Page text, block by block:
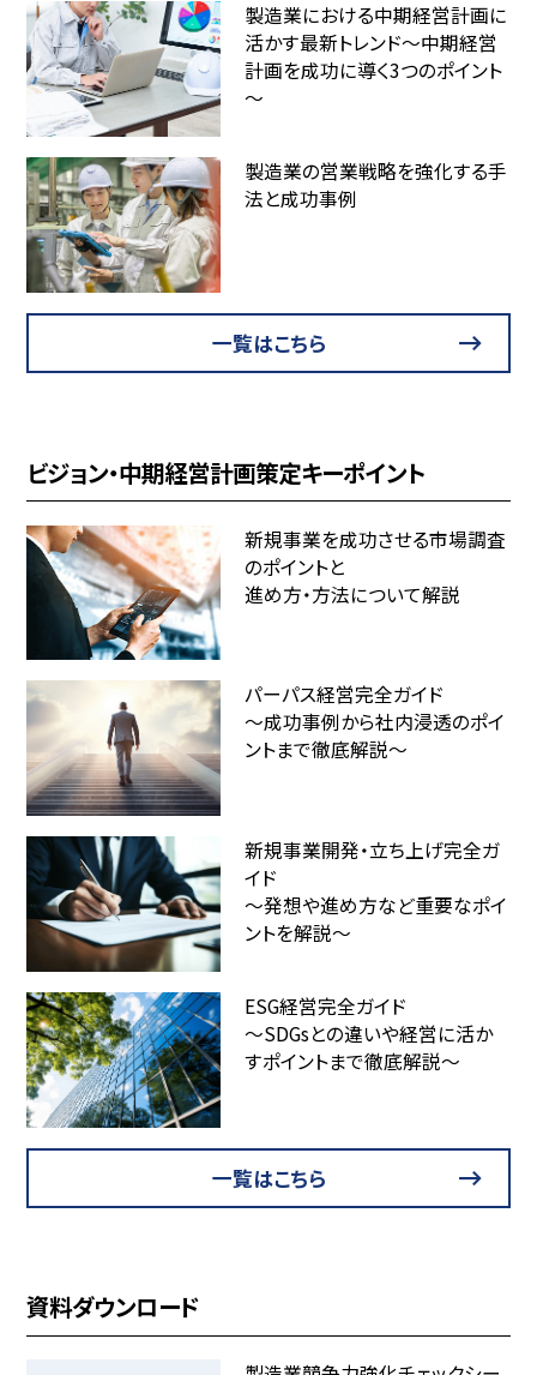
製造業における中期経営計画に
活かす最新トレンド～中期経営
計画を成功に導く3つのポイント
～
製造業の営業戦略を強化する手
法と成功事例
一覧はこちら
ビジョン・中期経営計画策定キーポイント
新規事業を成功させる市場調査
のポイントと
進め方・方法について解説
パーパス経営完全ガイド
～成功事例から社内浸透のポイ
ントまで徹底解説～
新規事業開発・立ち上げ完全ガ
イド
～発想や進め方など重要なポイ
ントを解説～
ESG経営完全ガイド
～SDGsとの違いや経営に活か
すポイントまで徹底解説～
一覧はこちら
資料ダウンロード